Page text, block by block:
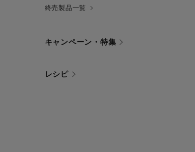
終売製品一覧
キャンペーン・特集
レシピ